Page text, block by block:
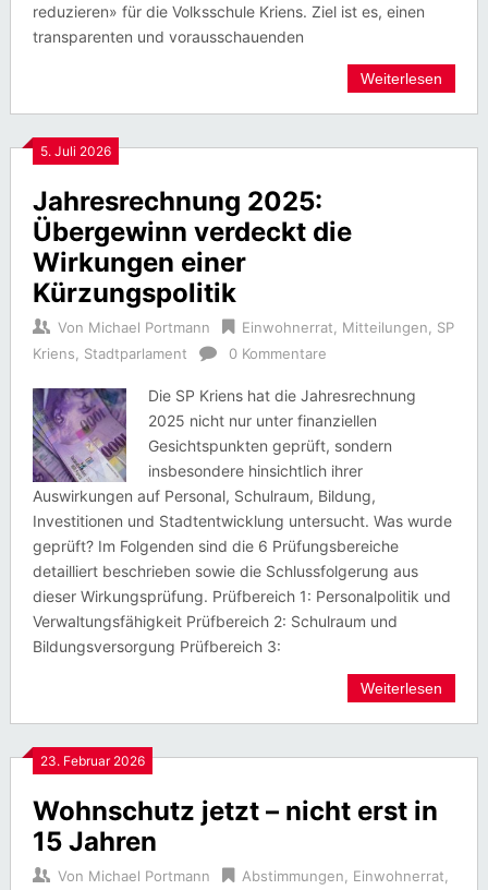
reduzieren» für die Volksschule Kriens. Ziel ist es, einen
transparenten und vorausschauenden
Weiterlesen
5. Juli 2026
Jahresrechnung 2025:
Übergewinn verdeckt die
Wirkungen einer
Kürzungspolitik
Von Michael Portmann Einwohnerrat Mitteilungen
SP
Kriens
Stadtparlament 0 Kommentare
Die SP Kriens hat die Jahresrechnung
2025 nicht nur unter finanziellen
Gesichtspunkten geprüft, sondern
insbesondere hinsichtlich ihrer
Auswirkungen auf Personal, Schulraum, Bildung,
Investitionen und Stadtentwicklung untersucht. Was wurde
geprüft? Im Folgenden sind die 6 Prüfungsbereiche
detailliert beschrieben sowie die Schlussfolgerung aus
dieser Wirkungsprüfung. Prüfbereich 1: Personalpolitik und
Verwaltungsfähigkeit Prüfbereich 2: Schulraum und
Bildungsversorgung Prüfbereich 3:
Weiterlesen
23. Februar 2026
Wohnschutz jetzt – nicht erst in
15 Jahren
Von Michael Portmann Abstimmungen Einwohnerrat